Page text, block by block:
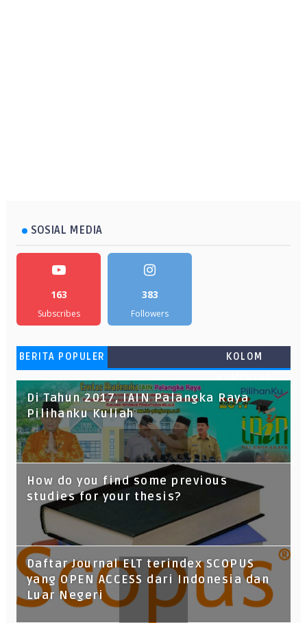
SOSIAL MEDIA
163
Subscribes
383
Followers
BERITA POPULER
KOLOM
KOMENTAR
Di Tahun 2017, IAIN Palangka Raya
Pilihanku Kuliah
How do you find some previous
studies for your thesis?
Daftar Journal ELT terindex SCOPUS
yang OPEN ACCESS dari Indonesia dan
Luar Negeri